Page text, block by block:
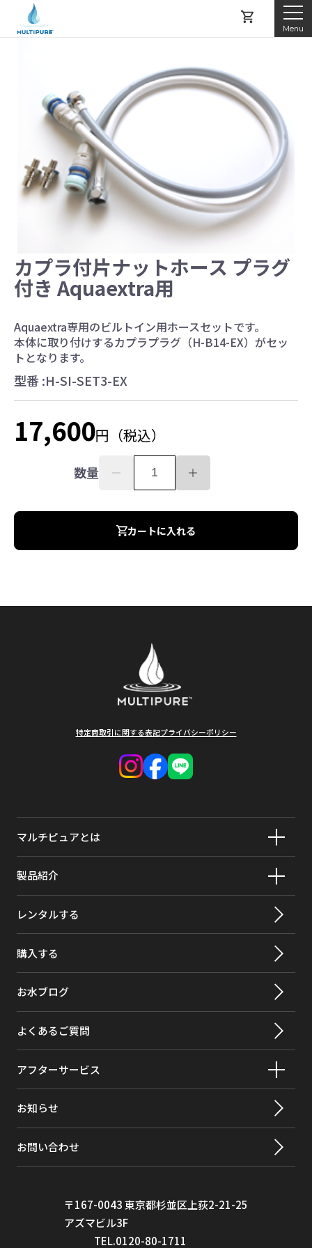
マルチピュアとは
製品紹介
レンタルする
よくある質問
お水ブログ
Menu
カプラ付片ナットホース プラグ
付き Aquaextra用
Aquaextra専用のビルトイン用ホースセットです。
本体に取り付けするカプラプラグ（H-B14-EX）がセッ
トとなります。
型番 :H-SI-SET3-EX
17,600円（税込）
数量
カートに入れる
特定商取引に関する表記プライバシーポリシー
マルチピュアとは
製品紹介
レンタルする
購入する
お水ブログ
よくあるご質問
アフターサービス
お知らせ
お問い合わせ
〒167-0043 東京都杉並区上荻2-21-25
アズマビル3F
TEL.0120-80-1711